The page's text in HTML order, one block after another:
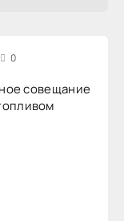
0